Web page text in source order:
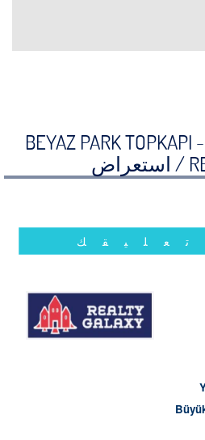
BEYAZ PARK TOPKAPI
استعراض